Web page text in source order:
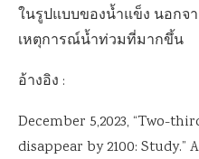
ในรูปแบบของน้ำแข็ง นอกจ
เหตุการณ์น้ำท่วมที่มากขึ้น
อ้างอิง :
December 5,2023, “Two-
disappear by 2100: Study.”